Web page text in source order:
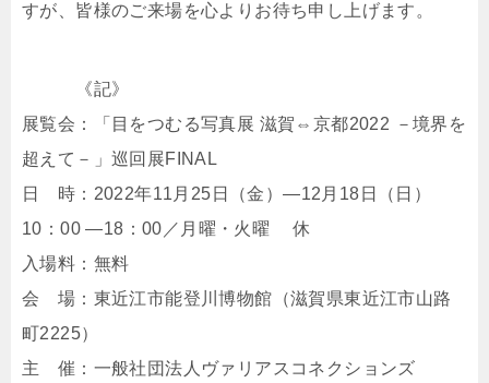
すが、皆様のご来場を心よりお待ち申し上げます。
《記》
展覧会：「目をつむる写真展 滋賀⇔京都2022 －境界を
超えて－」巡回展FINAL
日 時：2022年11月25日（金）―12月18日（日）
10：00 ―18：00／月曜・火曜 休
入場料：無料
会 場：東近江市能登川博物館（滋賀県東近江市山路
町2225）
主 催：一般社団法人ヴァリアスコネクションズ